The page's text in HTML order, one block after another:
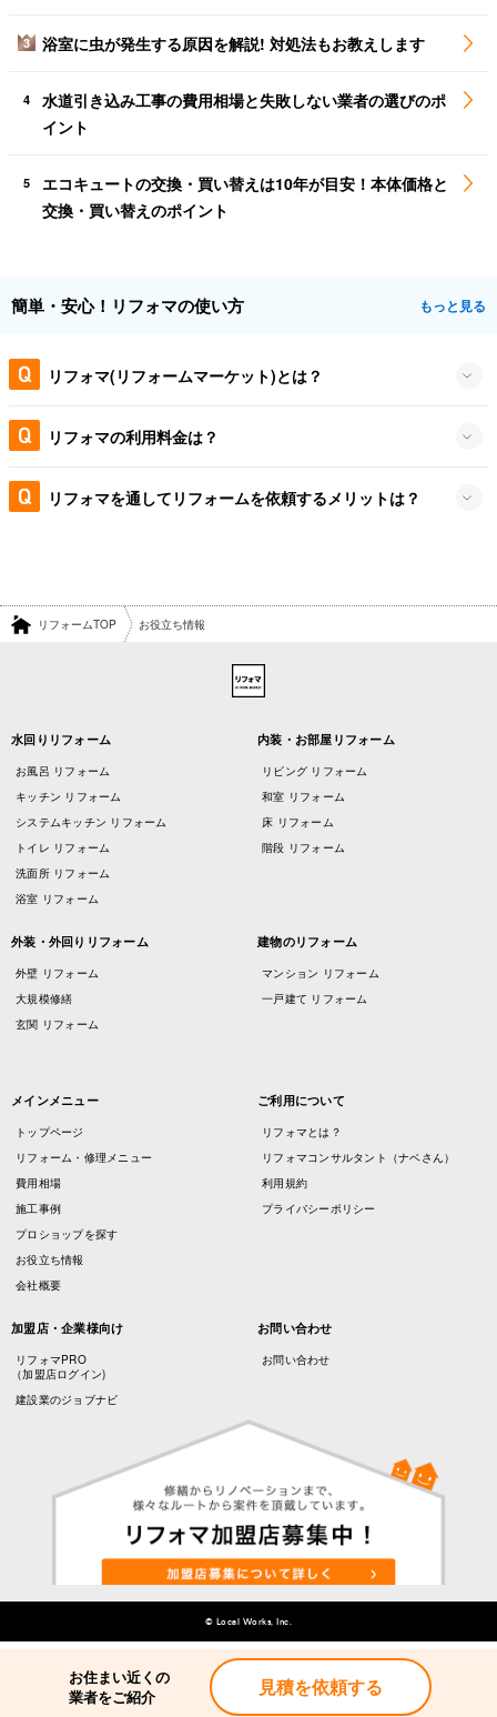
3 浴室に虫が発生する原因を解説! 対処法もお教えします
4
水道引き込み工事の費用相場と失敗しない業者の選びのポ
イント
5
エコキュートの交換・買い替えは10年が目安！本体価格と
交換・買い替えのポイント
簡単・安心！リフォマの使い方 もっと見る
リフォマ(リフォームマーケット)とは？
リフォマの利用料金は？
リフォマを通してリフォームを依頼するメリットは？
リフォームTOP お役立ち情報
水回りリフォーム
お風呂 リフォーム
キッチン リフォーム
システムキッチン リフォーム
トイレ リフォーム
洗面所 リフォーム
浴室 リフォーム
内装・お部屋リフォーム
リビング リフォーム
和室 リフォーム
床 リフォーム
階段 リフォーム
外装・外回りリフォーム
外壁 リフォーム
大規模修繕
玄関 リフォーム
建物のリフォーム
マンション リフォーム
一戸建て リフォーム
メインメニュー
トップページ
リフォーム・修理メニュー
費用相場
施工事例
プロショップを探す
お役立ち情報
会社概要
ご利用について
リフォマとは？
リフォマコンサルタント（ナベさん）
利用規約
プライバシーポリシー
加盟店・企業様向け
リフォマPRO
（加盟店ログイン)
建設業のジョブナビ
お問い合わせ
お問い合わせ
© Local Works, Inc.
お住まい近くの
業者をご紹介
見積を依頼する